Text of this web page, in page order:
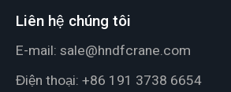
Liên hệ chúng tôi
E-mail: sale@hndfcrane.com
Điện thoại: +86 191 3738 6654